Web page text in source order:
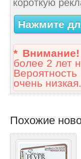
короткую
Нажмите
* Внимание!
более 2 лет
очень низкая.
Похожие